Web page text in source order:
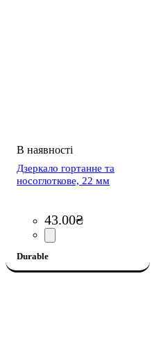
Дзеркало гортанне та
носоглоткове, 22 мм
43.00₴
Durable